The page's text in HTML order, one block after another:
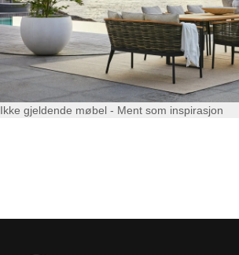
Ikke gjeldende møbel - Ment som inspirasjon